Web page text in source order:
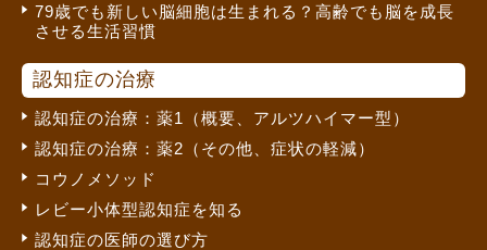
79歳でも新しい脳細胞は生まれる？高齢でも脳を成長
させる生活習慣
認知症の治療
認知症の治療：薬1（概要、アルツハイマー型）
認知症の治療：薬2（その他、症状の軽減）
コウノメソッド
レビー小体型認知症を知る
認知症の医師の選び方